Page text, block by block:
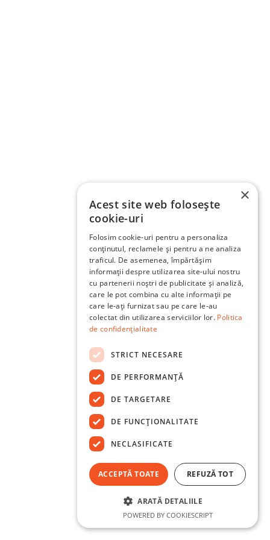
×
Acest site web folosește
cookie-uri
Folosim cookie-uri pentru a personaliza
conținutul, reclamele și pentru a ne analiza
traficul. De asemenea, împărtășim
informații despre utilizarea site-ului nostru
cu partenerii noștri de publicitate și analiză,
care le pot combina cu alte informații pe
care le-ați furnizat sau pe care le-au
colectat din utilizarea serviciilor lor. Politica
de confidențialitate
STRICT NECESARE
DE PERFORMANȚĂ
DE TARGETARE
DE FUNCŢIONALITATE
NECLASIFICATE
ACCEPTĂ TOATE REFUZĂ TOT
ARATĂ DETALIILE
POWERED BY COOKIESCRIPT